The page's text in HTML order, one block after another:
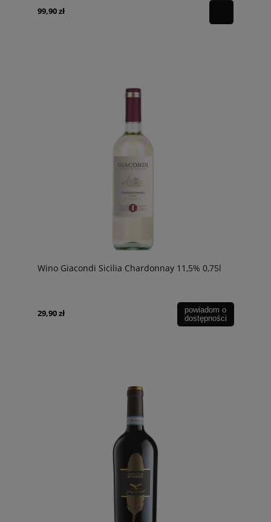
99,90 zł
Wino Giacondi Sicilia Chardonnay 11,5% 0,75l
29,90 zł
powiadom o
dostępności